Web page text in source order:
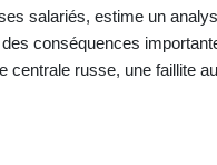
salariés, estime un
conséquences
centrale russe, une faillite